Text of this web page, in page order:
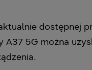
dostępnej
A37 5G można